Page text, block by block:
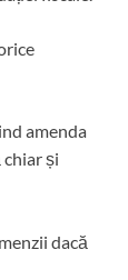
amenda
chiar și
dacă